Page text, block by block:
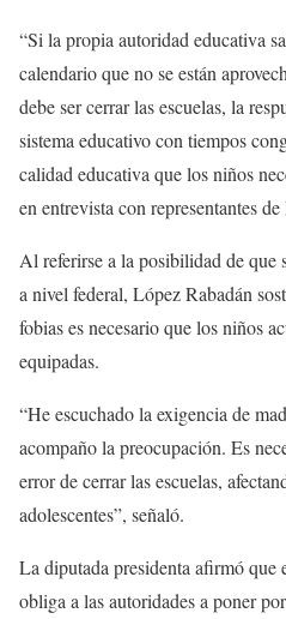
“Si la propia autoridad educativa
calendario que no se están
debe ser cerrar las escuelas, la
sistema educativo con tiempos
calidad educativa que los niños
en entrevista con representantes
Al referirse a la posibilidad de que
a nivel federal, López Rabadán
fobias es necesario que los niños
equipadas.
“He escuchado la exigencia de
acompaño la preocupación. Es
error de cerrar las escuelas,
adolescentes”, señaló.
La diputada presidenta afirmó que
obliga a las autoridades a poner